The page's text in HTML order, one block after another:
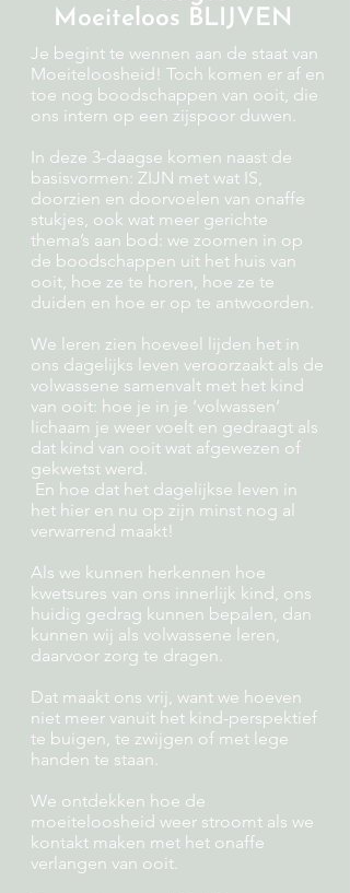
Moeiteloos BLIJVEN
Je begint te wennen aan de staat van
Moeiteloosheid! Toch komen er af en
toe nog boodschappen van ooit, die
ons intern op een zijspoor duwen.
In deze 3-daagse komen naast de
basisvormen: ZIJN met wat IS,
doorzien en doorvoelen van onaffe
stukjes, ook wat meer gerichte
thema’s aan bod: we zoomen in op
de boodschappen uit het huis van
ooit, hoe ze te horen, hoe ze te
duiden en hoe er op te antwoorden.
We leren zien hoeveel lijden het in
ons dagelijks leven veroorzaakt als de
volwassene samenvalt met het kind
van ooit: hoe je in je ‘volwassen’
lichaam je weer voelt en gedraagt als
dat kind van ooit wat afgewezen of
gekwetst werd.
En hoe dat het dagelijkse leven in
het hier en nu op zijn minst nog al
verwarrend maakt!
Als we kunnen herkennen hoe
kwetsures van ons innerlijk kind, ons
huidig gedrag kunnen bepalen, dan
kunnen wij als volwassene leren,
daarvoor zorg te dragen.
Dat maakt ons vrij, want we hoeven
niet meer vanuit het kind-perspektief
te buigen, te zwijgen of met lege
handen te staan.
We ontdekken hoe de
moeiteloosheid weer stroomt als we
kontakt maken met het onaffe
verlangen van ooit.